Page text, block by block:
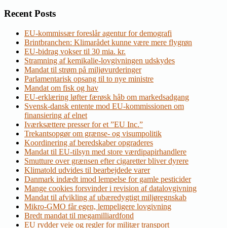
Recent Posts
EU-kommissær foreslår agentur for demografi
Brintbranchen: Klimarådet kunne være mere flygrøn
EU-bidrag vokser til 30 mia. kr.
Stramning af kemikalie-lovgivningen udskydes
Mandat til strøm på miljøvurderinger
Parlamentarisk opsang til to nye ministre
Mandat om fisk og hav
EU-erklæring løfter færøsk håb om markedsadgang
Svensk-dansk entente mod EU-kommissionen om
finansiering af elnet
Iværksættere presser for et ”EU Inc.”
Trekantsopgør om grænse- og visumpolitik
Koordinering af beredskaber opgraderes
Mandat til EU-tilsyn med store værdipapirhandlere
Smutture over grænsen efter cigaretter bliver dyrere
Klimatold udvides til bearbejdede varer
Danmark indædt imod lempelse for gamle pesticider
Mange cookies forsvinder i revision af datalovgivning
Mandat til afvikling af ubæredygtigt miljøregnskab
Mikro-GMO får egen, lempeligere lovgivning
Bredt mandat til megamilliardfond
EU rydder veje og regler for militær transport